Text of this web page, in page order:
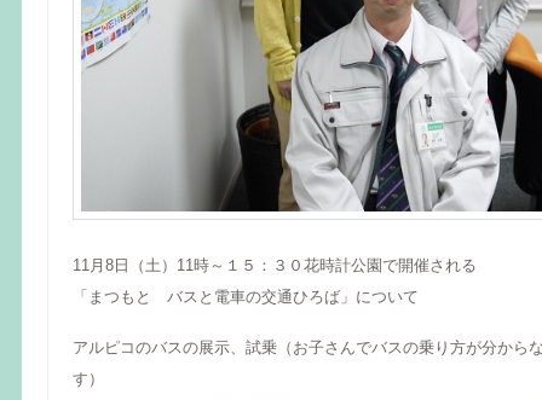
11月8日（土）11時～１５：３０花時計公園で開催される
「まつもと バスと電車の交通ひろば」について
アルピコのバスの展示、試乗（お子さんでバスの乗り方が分から
す）